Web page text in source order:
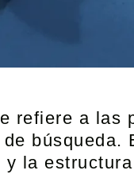
refiere a las
la